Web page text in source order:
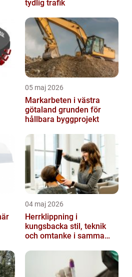
tydlig trafik
05 maj 2026
Markarbeten i västra
götaland grunden för
hållbara byggprojekt
04 maj 2026
Herrklippning i
kungsbacka stil, teknik
och omtanke i samma